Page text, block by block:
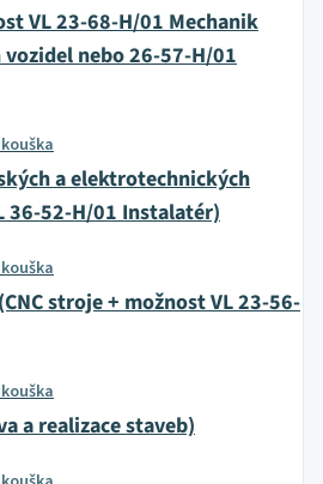
VL 23-68-H/01 Mechanik
nebo 26-57-H/01
a elektrotechnických
36-52-H/01 Instalatér)
stroje + možnost VL 23-56-
a realizace staveb)